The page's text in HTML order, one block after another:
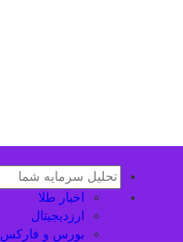
اخبار طلا
ارزدیجیتال
بورس و فارکس